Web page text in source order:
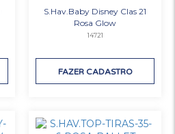
S.Hav.Baby Disney Clas 21
Rosa Glow
14721
FAZER CADASTRO